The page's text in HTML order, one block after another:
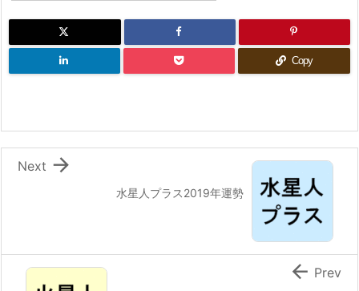
Copy
水星人プラス2019年運勢

Next
 Prev